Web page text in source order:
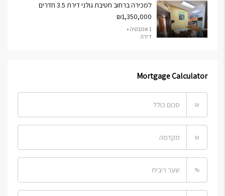
למכירה ברחוב חטיבת גולני דירת 3.5 חדרים
₪1,350,000
1 אמבטיה •
דירה
Mortgage Calculator
₪
₪
%